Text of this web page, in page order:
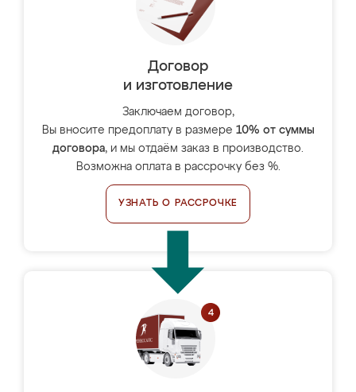
Договор
и изготовление
Заключаем договор,
Вы вносите предоплату в размере 10% от суммы
договора, и мы отдаём заказ в производство.
Возможна оплата в рассрочку без %.
УЗНАТЬ О РАССРОЧКЕ